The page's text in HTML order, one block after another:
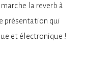
la reverb à
présentation qui
et électronique !